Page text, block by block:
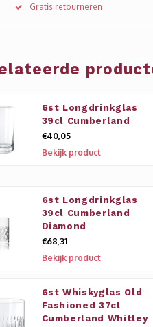
Gratis retourneren
6st Longdrinkglas
39cl Cumberland
€40,05
Bekijk product
6st Longdrinkglas
39cl Cumberland
Diamond
€68,31
Bekijk product
6st Whiskyglas Old
Fashioned 37cl
Cumberland Whitley